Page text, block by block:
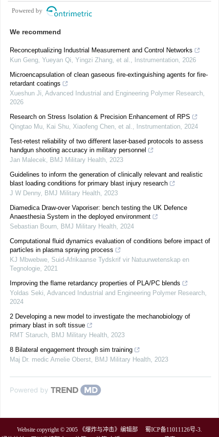
Powered by
We recommend
Reconceptualizing Industrial Measurement and Control Networks
Kun Geng, Yueyan Qi, Yingzi Zhang, et al.
Instrumentation 2026
Microencapsulation of clean gaseous fire-extinguishing agents for fire-
retardant coatings
Xueshun Ji Advanced Industrial and Engineering Polymer Research
2026
Research on Stress Isolation & Precision Enhancement of RPS
Qingtao Mu, Kai Shu, Xiaofeng Chen, et al.
Instrumentation 2024
Test-retest reliability of two different laser-based protocols to assess
handgun shooting accuracy in military personnel
Jan Malecek
BMJ Military Health 2023
Guidelines to inform the generation of clinically relevant and realistic
blast loading conditions for primary blast injury research
J W Denny, BMJ Military Health 2023
Diamedica Draw-over Vaporiser: bench testing the UK Defence
Anaesthesia System in the deployed environment
Sebastian Bourn
BMJ Military Health 2024
Computational fluid dynamics evaluation of conditions before impact of
particles in plasma spraying process
KJ Mbwebwe Suid-Afrikaanse Tydskrif vir Natuurwetenskap en
Tegnologie 2021
Improving the flame retardancy properties of PLA/PC blends
Yoldas Seki Advanced Industrial and Engineering Polymer Research
2024
2 Developing a new model to investigate the mechanobiology of
primary blast in soft tissue
RMT Staruch
BMJ Military Health 2023
8 Bilateral engagement through sim training
Maj Dr. medic Amelie Oberst
BMJ Military Health 2023
Powered by
Website copyright © 2005 《爆炸与冲击》编辑部 蜀ICP备11011126号-3.